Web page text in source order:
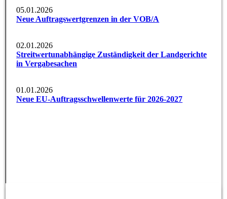
05.01.2026
Neue Auftragswertgrenzen in der VOB/A
02.01.2026
Streitwertunabhängige Zuständigkeit der Landgerichte
in Vergabesachen
01.01.2026
Neue EU-Auftragsschwellenwerte für 2026-2027